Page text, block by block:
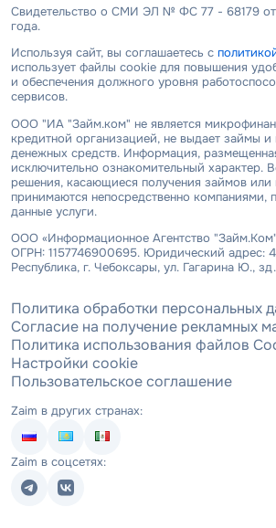
Свидетельство о СМИ ЭЛ № ФС 77 - 68179 от
года.
Используя сайт, вы соглашаетесь с
использует файлы cookie для повышения
и обеспечения должного уровня
сервисов.
ООО "ИА "Займ.ком" не является
кредитной организацией, не выдает займы и
денежных средств. Информация,
исключительно ознакомительный характер.
решения, касающиеся получения займов или
принимаются непосредственно компаниями,
данные услуги.
ООО «Информационное Агентство
ОГРН: 1157746900695. Юридический адрес:
Республика, г. Чебоксары, ул. Гагарина Ю.,
Политика обработки персональных
Согласие на получение рекламных
Политика использования файлов
Настройки cookie
Пользовательское соглашение
Zaim в других странах:
Zaim в соцсетях: